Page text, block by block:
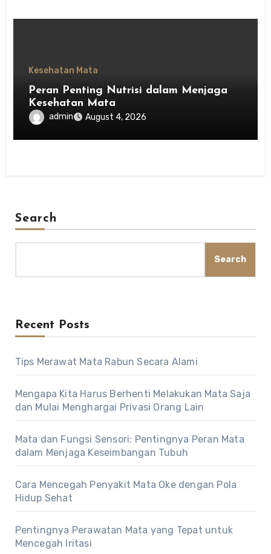
Kesehatan Mata
Peran Penting Nutrisi dalam Menjaga
Kesehatan Mata
admin August 4, 2026
Search
Search
Recent Posts
Tips Merawat Mata Rabun Secara Alami
Mengapa Kita Harus Berhenti Melakukan Mata Saja
dan Mulai Menghargai Privasi Orang Lain
Mata dan Fungsi Sensori: Pentingnya Peran Mata
dalam Menjaga Keseimbangan Tubuh
Cara Mencegah Penyakit Mata Oke dengan Pola
Hidup Sehat
Pentingnya Perawatan Mata yang Tepat untuk
Mencegah Iritasi